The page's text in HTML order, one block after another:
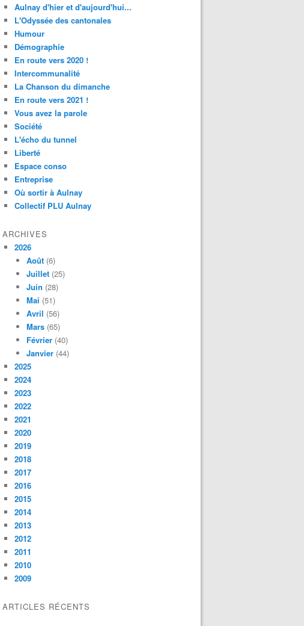
Aulnay d'hier et d'aujourd'hui...
L'Odyssée des cantonales
Humour
Démographie
En route vers 2020 !
Intercommunalité
La Chanson du dimanche
En route vers 2021 !
Vous avez la parole
Société
L'écho du tunnel
Liberté
Espace conso
Entreprise
Où sortir à Aulnay
Collectif PLU Aulnay
ARCHIVES
2026
Août (6)
Juillet (25)
Juin (28)
Mai (51)
Avril (56)
Mars (65)
Février (40)
Janvier (44)
2025
2024
2023
2022
2021
2020
2019
2018
2017
2016
2015
2014
2013
2012
2011
2010
2009
ARTICLES RÉCENTS